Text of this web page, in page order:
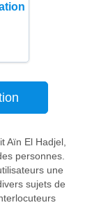
Aïn El Hadjel,
personnes.
une
sujets de